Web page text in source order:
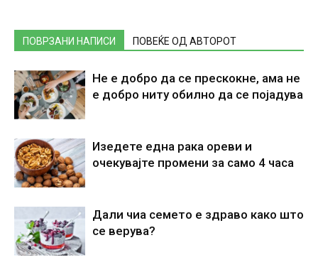
ПОВРЗАНИ НАПИСИ ПОВЕЌЕ ОД АВТОРОТ
Не е добро да се прескокне, ама не
е добро ниту обилно да се појадува
Изедете една рака ореви и
очекувајте промени за само 4 часа
Дали чиа семето е здраво како што
се верува?